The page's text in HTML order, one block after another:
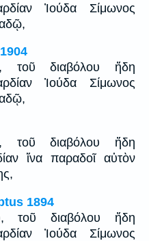
Ἰούδα Σίμωνος
τοῦ διαβόλου ἤδη
Ἰούδα Σίμωνος
τοῦ διαβόλου ἤδη
ἵνα παραδοῖ αὐτὸν
1894
τοῦ διαβόλου ἤδη
Ἰούδα Σίμωνος